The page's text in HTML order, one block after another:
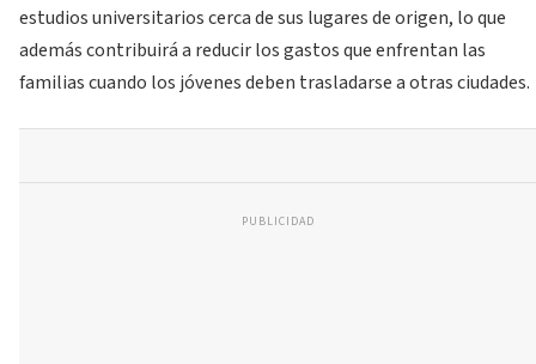
estudios universitarios cerca de sus lugares de origen, lo que
además contribuirá a reducir los gastos que enfrentan las
familias cuando los jóvenes deben trasladarse a otras ciudades.
PUBLICIDAD